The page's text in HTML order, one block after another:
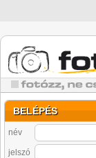
BELÉPÉS
név
jelszó